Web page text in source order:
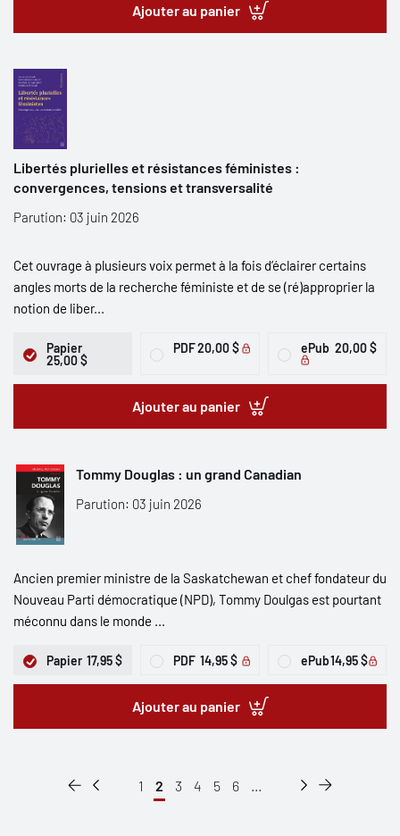
Ajouter au panier
Libertés plurielles et résistances féministes :
convergences, tensions et transversalité
Parution: 03 juin 2026
Cet ouvrage à plusieurs voix permet à la fois d’éclairer certains
angles morts de la recherche féministe et de se (ré)approprier la
notion de liber...
Papier
25,00 $
PDF20,00 $ ePub 20,00 $
Ajouter au panier
Tommy Douglas : un grand Canadian
Parution: 03 juin 2026
Ancien premier ministre de la Saskatchewan et chef fondateur du
Nouveau Parti démocratique (NPD), Tommy Doulgas est pourtant
méconnu dans le monde ...
Papier 17,95 $ PDF 14,95 $ ePub14,95 $
Ajouter au panier
1 2 3 4 5 6 ...